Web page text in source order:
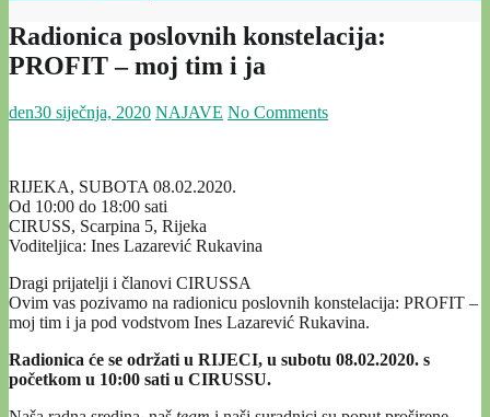
Radionica poslovnih konstelacija:
PROFIT – moj tim i ja
den30 siječnja, 2020 NAJAVE No Comments
RIJEKA, SUBOTA 08.02.2020.
Od 10:00 do 18:00 sati
CIRUSS, Scarpina 5, Rijeka
Voditeljica: Ines Lazarević Rukavina
Dragi prijatelji i članovi CIRUSSA
Ovim vas pozivamo na radionicu poslovnih konstelacija: PROFIT –
moj tim i ja pod vodstvom Ines Lazarević Rukavina.
Radionica će se održati u RIJECI, u subotu 08.02.2020. s
početkom u 10:00 sati u CIRUSSU.